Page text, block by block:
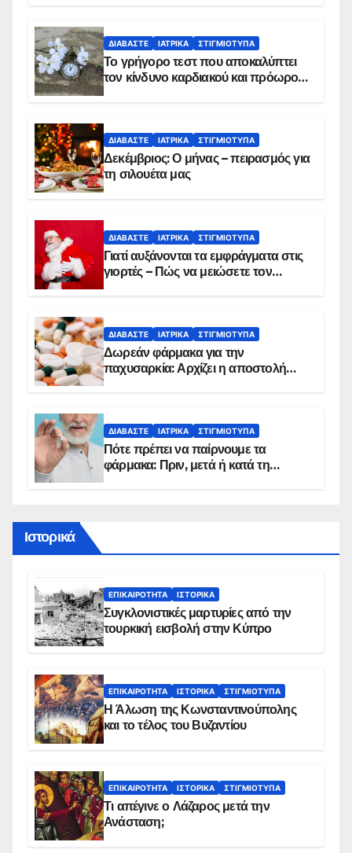
ΔΙΑΒΆΣΤΕ ΙΑΤΡΙΚΆ ΣΤΙΓΜΙΌΤΥΠΑ
Το γρήγορο τεστ που αποκαλύπτει
τον κίνδυνο καρδιακού και πρόωρου
ΔΙΑΒΆΣΤΕ ΙΑΤΡΙΚΆ ΣΤΙΓΜΙΌΤΥΠΑ
Δεκέμβριος: Ο μήνας – πειρασμός για
τη σιλουέτα μας
ΔΙΑΒΆΣΤΕ ΙΑΤΡΙΚΆ ΣΤΙΓΜΙΌΤΥΠΑ
Γιατί αυξάνονται τα εμφράγματα στις
γιορτές – Πώς να μειώσετε τον
ΔΙΑΒΆΣΤΕ ΙΑΤΡΙΚΆ ΣΤΙΓΜΙΌΤΥΠΑ
Δωρεάν φάρμακα για την
παχυσαρκία: Αρχίζει η αποστολή
ΔΙΑΒΆΣΤΕ ΙΑΤΡΙΚΆ ΣΤΙΓΜΙΌΤΥΠΑ
Πότε πρέπει να παίρνουμε τα
φάρμακα: Πριν, μετά ή κατά τη
Ιστορικά
ΕΠΙΚΑΙΡΌΤΗΤΑ ΙΣΤΟΡΙΚΆ
Συγκλονιστικές μαρτυρίες από την
τουρκική εισβολή στην Κύπρο
ΕΠΙΚΑΙΡΌΤΗΤΑ ΙΣΤΟΡΙΚΆ ΣΤΙΓΜΙΌΤΥΠΑ
Η Άλωση της Κωνσταντινούπολης
και το τέλος του Βυζαντίου
ΕΠΙΚΑΙΡΌΤΗΤΑ ΙΣΤΟΡΙΚΆ ΣΤΙΓΜΙΌΤΥΠΑ
Τι απέγινε ο Λάζαρος μετά την
Ανάσταση;